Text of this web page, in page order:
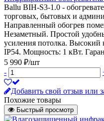
Ballu BIH-S3-1.0 -
торговых, бытовых и
Направленный обогрев
Незаметный. Простой
усиления потолка. Высокий
IP54. Мощность: 1 кВт.
5 990 ₽/шт
-
Добавить свой отзыв или
Похожие товары
Быстрый просмотр